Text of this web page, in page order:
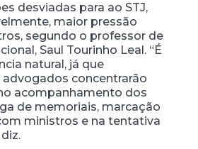
desviadas para ao STJ,
maior pressão
segundo o professor de
Saul Tourinho Leal. “É
natural, já que
concentrarão
acompanhamento dos
de memoriais, marcação
ministros e na tentativa